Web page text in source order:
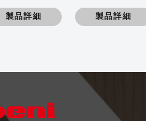
製品詳細 製品詳細